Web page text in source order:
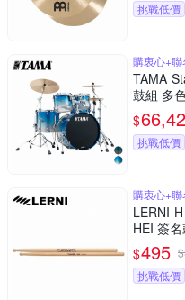
挑戰低價
購衷心+
TAMA
鼓組 多
$
挑戰低價
購衷心+
LERNI
HEI 簽
$495 $
挑戰低價